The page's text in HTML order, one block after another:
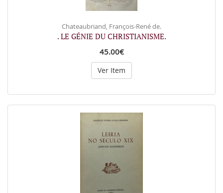
Chateaubriand, François-René de.
. LE GÉNIE DU CHRISTIANISME.
45.00€
Ver Item